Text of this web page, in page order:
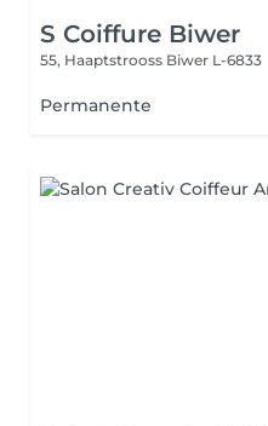
S Coiffure Biwer
55, Haaptstrooss Biwer L-6833
Permanente